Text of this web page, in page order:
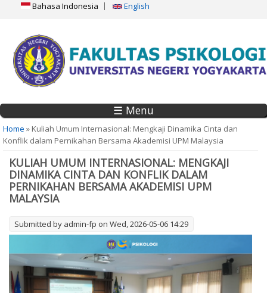
Bahasa Indonesia English
☰ Menu
You are here
Home » Kuliah Umum Internasional: Mengkaji Dinamika Cinta dan
Konflik dalam Pernikahan Bersama Akademisi UPM Malaysia
KULIAH UMUM INTERNASIONAL: MENGKAJI
DINAMIKA CINTA DAN KONFLIK DALAM
PERNIKAHAN BERSAMA AKADEMISI UPM
MALAYSIA
Submitted by admin-fp on Wed, 2026-05-06 14:29